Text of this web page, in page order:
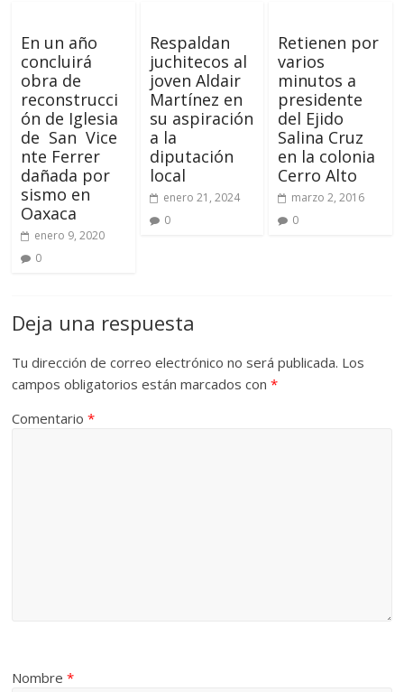
En un año
concluirá
obra de
reconstrucci
ón de Iglesia
de San Vice
nte Ferrer
dañada por
sismo en
Oaxaca
enero 9, 2020
0
Respaldan
juchitecos al
joven Aldair
Martínez en
su aspiración
a la
diputación
local
enero 21, 2024
0
Retienen por
varios
minutos a
presidente
del Ejido
Salina Cruz
en la colonia
Cerro Alto
marzo 2, 2016
0
Deja una respuesta
Tu dirección de correo electrónico no será publicada. Los
campos obligatorios están marcados con*
Comentario*
Nombre*